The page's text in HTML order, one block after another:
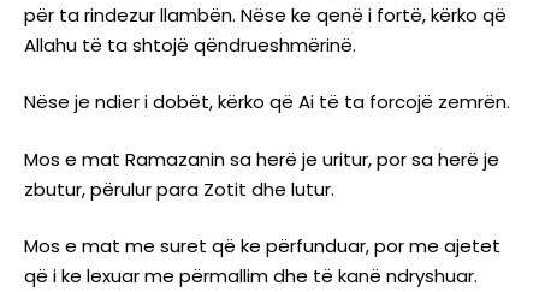
për ta rindezur llambën. Nëse ke qenë i fortë, kërko që
Allahu të ta shtojë qëndrueshmërinë.
Nëse je ndier i dobët, kërko që Ai të ta forcojë zemrën.
Mos e mat Ramazanin sa herë je uritur, por sa herë je
zbutur, përulur para Zotit dhe lutur.
Mos e mat me suret që ke përfunduar, por me ajetet
që i ke lexuar me përmallim dhe të kanë ndryshuar.